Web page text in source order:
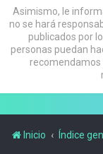
Asimismo, le
no se hará
publicados por
personas puedan
recomendamos
Inicio Índice